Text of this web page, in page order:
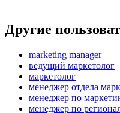
Другие
marketing manager
ведущий маркетолог
маркетолог
менеджер отдела
менеджер по
менеджер по